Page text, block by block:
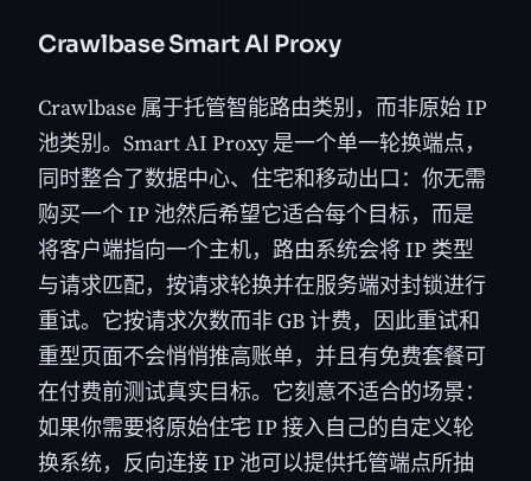
Crawlbase Smart AI Proxy
Crawlbase 属于托管智能路由类别，而非原始 IP
池类别。Smart AI Proxy 是一个单一轮换端点，
同时整合了数据中心、住宅和移动出口：你无需
购买一个 IP 池然后希望它适合每个目标，而是
将客户端指向一个主机，路由系统会将 IP 类型
与请求匹配，按请求轮换并在服务端对封锁进行
重试。它按请求次数而非 GB 计费，因此重试和
重型页面不会悄悄推高账单，并且有免费套餐可
在付费前测试真实目标。它刻意不适合的场景：
如果你需要将原始住宅 IP 接入自己的自定义轮
换系统，反向连接 IP 池可以提供托管端点所抽